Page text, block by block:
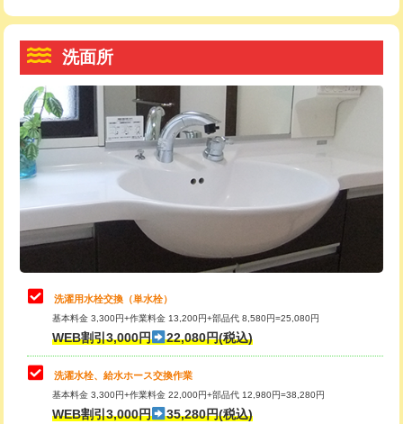
洗面台設置 38,500円
追加人工
廃棄・処分 現場見積
※給水管工事は20mmまでの価格です。
給水管工事※（保温材使用（バンド止
め込み）)
5,500円
給水管工事※（土の掘削・埋め戻し作
業)
11,000円
給水管工事※（塩ビ管（VP・HI）使
用/3ｍまで)
33,000円
給水管工事※（塩ビ管（VP・HI）使
用（追加）/3ｍ超え)
給水管工事※（ライニング鋼管・銅
管・ポリ管・HT管使用/3ｍまで)
44,000円
給水管工事※（ライニング鋼管・銅
管・ポリ管・HT管使用/3ｍ超え)
排水管工事（土の掘削・埋め戻し作
業）
排水管工事（排水管工事/3ｍまで） 55,000円
トーラー機使用/3mまで
追加トーラー機使用/3m超え +3,300円
カメラ調査 33,000円
桝清掃
止水・漏水調査・防水処理・清掃・修
理・調整・分解・加工など（軽作業）
11,000円
止水・漏水調査・防水処理・清掃・修
理・調整・分解・加工など（中作業）
22,000円
止水・漏水調査・防水処理・清掃・修
理・調整・分解・加工など（重作業）
33,000円
キッチンタンク脱着
その他部品の脱着
洗面所
洗濯用水栓交換（単水栓）
基本料金 3,300円+作業料金 13,200円+部品代 8,580円=25,080円
WEB割引3,000円 22,080円(税込)
洗濯水栓、給水ホース交換作業
基本料金 3,300円+作業料金 22,000円+部品代 12,980円=38,280円
WEB割引3,000円 35,280円(税込)